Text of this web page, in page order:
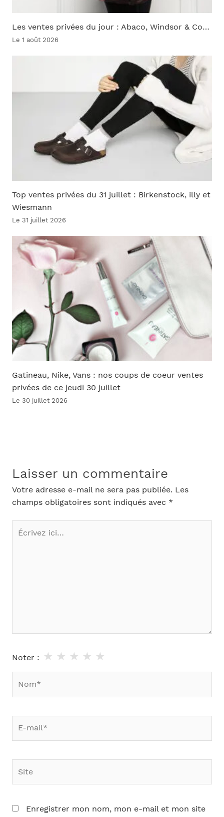
Les ventes privées du jour : Abaco, Windsor & Co…
Le 1 août 2026
Top ventes privées du 31 juillet : Birkenstock, illy et
Wiesmann
Le 31 juillet 2026
Gatineau, Nike, Vans : nos coups de coeur ventes
privées de ce jeudi 30 juillet
Le 30 juillet 2026
Laisser un commentaire
Votre adresse e-mail ne sera pas publiée. Les
champs obligatoires sont indiqués avec *
Écrivez
Noter : ★
★
★
★
★
Enregistrer mon nom, mon e-mail et mon site